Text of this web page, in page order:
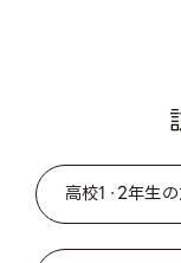
高校1・2年生